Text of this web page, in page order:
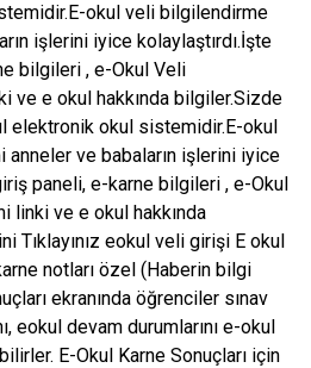
okul veli bilgilendirme
işlerini iyice kolaylaştırdı.İşte
bilgileri , e-Okul Veli
ve e okul hakkında bilgiler.Sizde
elektronik okul sistemidir.E-okul
ve babaların işlerini iyice
paneli, e-karne bilgileri , e-Okul
linki ve e okul hakkında
Tıklayınız eokul veli girişi E okul
notları özel (Haberin bilgi
ekranında öğrenciler sınav
eokul devam durumlarını e-okul
E-Okul Karne Sonuçları için